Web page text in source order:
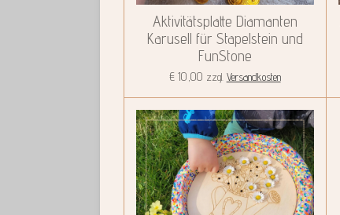
Aktivitätsplatte Diamanten
Karusell für Stapelstein und
FunStone
€ 10,00 zzgl. Versandkosten